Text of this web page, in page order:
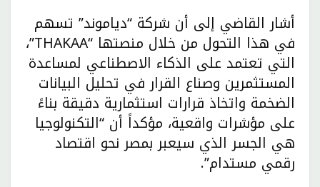
أشار القاضي إلى أن شركة “دياموند” تسهم
في هذا التحول من خلال منصتها “THAKAA”،
التي تعتمد على الذكاء الاصطناعي لمساعدة
المستثمرين وصناع القرار في تحليل البيانات
الضخمة واتخاذ قرارات استثمارية دقيقة بناءً
على مؤشرات واقعية، مؤكداً أن “التكنولوجيا
هي الجسر الذي سيعبر بمصر نحو اقتصاد
رقمي مستدام”.